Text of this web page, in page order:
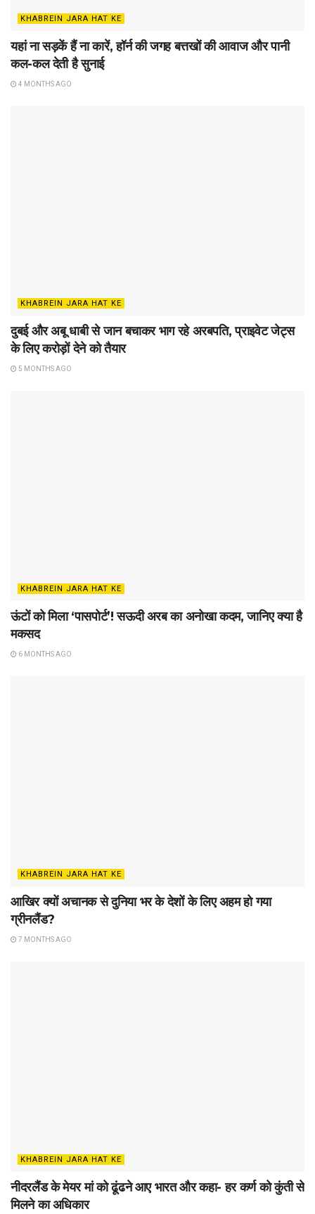
KHABREIN JARA HAT KE
यहां ना सड़कें हैं ना कारें, हॉर्न की जगह बत्तखों की आवाज और पानी
कल-कल देती है सुनाई
4 MONTHS AGO
KHABREIN JARA HAT KE
दुबई और अबू धाबी से जान बचाकर भाग रहे अरबपति, प्राइवेट जेट्स
के लिए करोड़ों देने को तैयार
5 MONTHS AGO
KHABREIN JARA HAT KE
ऊंटों को मिला ‘पासपोर्ट’! सऊदी अरब का अनोखा कदम, जानिए क्या है
मकसद
6 MONTHS AGO
KHABREIN JARA HAT KE
आखिर क्यों अचानक से दुनिया भर के देशों के लिए अहम हो गया
ग्रीनलैंड?
7 MONTHS AGO
KHABREIN JARA HAT KE
नीदरलैंड के मेयर मां को ढूंढने आए भारत और कहा- हर कर्ण को कुंती से
मिलने का अधिकार